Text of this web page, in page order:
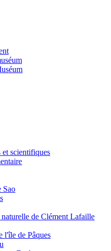
et scientifiques
Sao
de Clément Lafaille
l'île de Pâques